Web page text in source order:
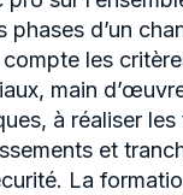
d’un
les
main
à réaliser
et
La